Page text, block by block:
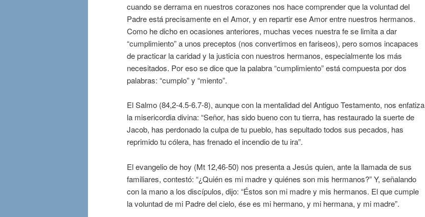
cuando se derrama en nuestros corazones nos hace comprender que la voluntad del
Padre está precisamente en el Amor, y en repartir ese Amor entre nuestros hermanos.
Como he dicho en ocasiones anteriores, muchas veces nuestra fe se limita a dar
“cumplimiento” a unos preceptos (nos convertimos en fariseos), pero somos incapaces
de practicar la caridad y la justicia con nuestros hermanos, especialmente los más
necesitados. Por eso se dice que la palabra “cumplimiento” está compuesta por dos
palabras: “cumplo” y “miento”.
El Salmo (84,2-4.5-6.7-8), aunque con la mentalidad del Antiguo Testamento, nos enfatiza
la misericordia divina: “Señor, has sido bueno con tu tierra, has restaurado la suerte de
Jacob, has perdonado la culpa de tu pueblo, has sepultado todos sus pecados, has
reprimido tu cólera, has frenado el incendio de tu ira”.
El evangelio de hoy (Mt 12,46-50) nos presenta a Jesús quien, ante la llamada de sus
familiares, contestó: “¿Quién es mi madre y quiénes son mis hermanos?” Y, señalando
con la mano a los discípulos, dijo: “Éstos son mi madre y mis hermanos. El que cumple
la voluntad de mi Padre del cielo, ése es mi hermano, y mi hermana, y mi madre”.